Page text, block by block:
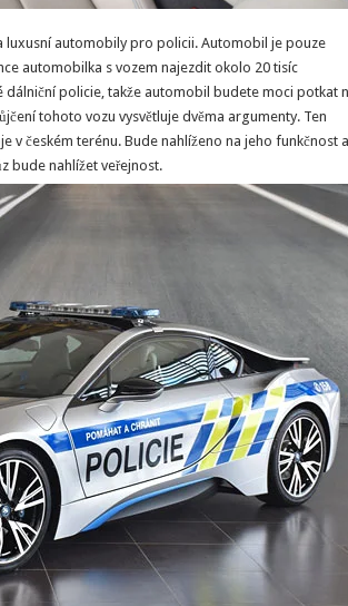
luxusní automobily pro policii. Automobil je pouze
automobilka s vozem najezdit okolo 20 tisíc
policie, takže automobil budete moci potkat
tohoto vozu vysvětluje dvěma argumenty. Ten
českém terénu. Bude nahlíženo na jeho funkčnost a
bude nahlížet veřejnost.